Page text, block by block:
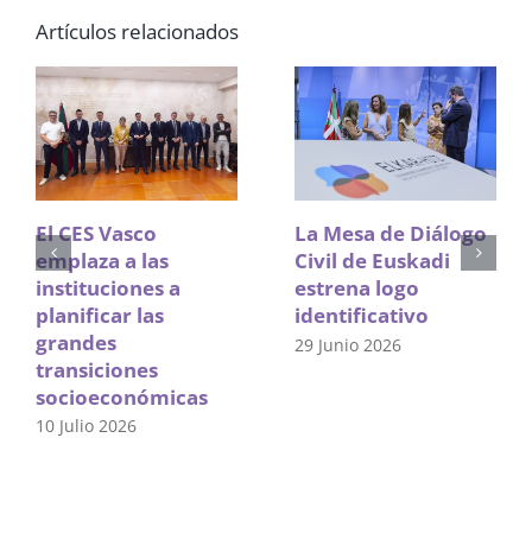
Artículos relacionados
El CES Vasco
emplaza a las
instituciones a
planificar las
grandes
transiciones
socioeconómicas
10 Julio 2026
La Mesa de Diálogo
Civil de Euskadi
estrena logo
identificativo
29 Junio 2026